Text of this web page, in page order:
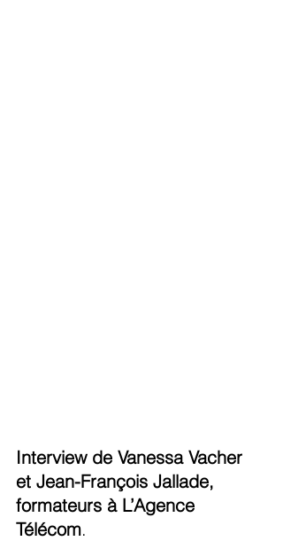
Interview de Vanessa Vacher
et Jean-François Jallade,
formateurs à L’Agence
Télécom.